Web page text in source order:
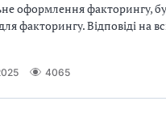
оформлення факторингу,
факторингу. Відповіді на
4065